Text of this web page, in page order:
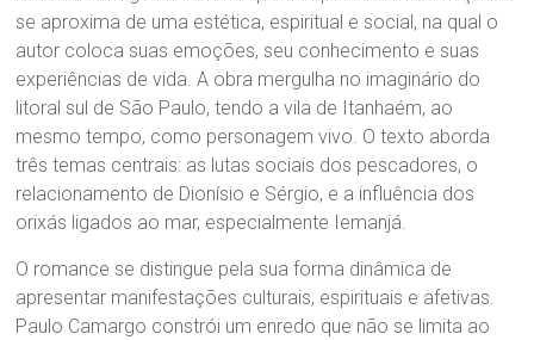
se aproxima de uma estética, espiritual e social, na qual o
autor coloca suas emoções, seu conhecimento e suas
experiências de vida. A obra mergulha no imaginário do
litoral sul de São Paulo, tendo a vila de Itanhaém, ao
mesmo tempo, como personagem vivo. O texto aborda
três temas centrais: as lutas sociais dos pescadores, o
relacionamento de Dionísio e Sérgio, e a influência dos
orixás ligados ao mar, especialmente Iemanjá.
O romance se distingue pela sua forma dinâmica de
apresentar manifestações culturais, espirituais e afetivas.
Paulo Camargo constrói um enredo que não se limita ao